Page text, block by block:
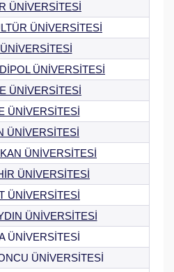
ÜNİVERSİTESİ
ÜNİVERSİTESİ
ÜNİVERSİTESİ
ÜNİVERSİTESİ
ÜNİVERSİTESİ
ÜNİVERSİTESİ
ÜNİVERSİTESİ
ÜNİVERSİTESİ
ÜNİVERSİTESİ
ÜNİVERSİTESİ
ÜNİVERSİTESİ
ÜNİVERSİTESİ